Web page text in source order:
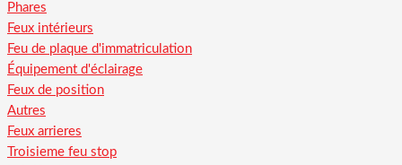
Phares
Feux intérieurs
Feu de plaque d'immatriculation
Équipement d'éclairage
Feux de position
Autres
Feux arrieres
Troisieme feu stop